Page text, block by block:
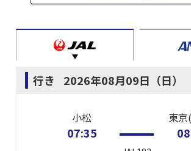
行き 2026年08月09日（日）
小松
07:35
東